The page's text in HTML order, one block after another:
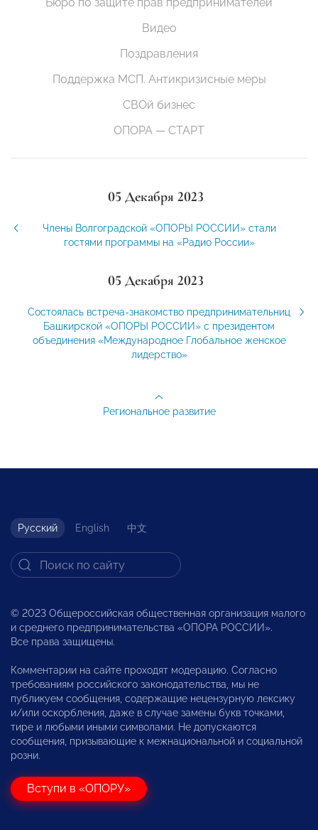
Видео
Поздравления
Поддержка МСП. Антикризисные меры
СВОй бизнес
ОПОРА — СТАРТ
05 Декабря 2023
Члены Волгоградской «ОПОРЫ РОССИИ» стали
гостями программы на «Радио России»
05 Декабря 2023
Состоялась встреча-знакомство предпринимательниц
Башкирской «ОПОРЫ РОССИИ» с президентом
объединения «Международное Глобальное женское
лидерство»
Региональное развитие
Русский English 中文
© 2023 Общероссийская общественная организация малого
и среднего предпринимательства «ОПОРА РОССИИ».
Все права защищены.
Комментарии на сайте проходят модерацию. Согласно
требованиям российского законодательства, мы не
публикуем сообщения, содержащие нецензурную лексику
и/или оскорбления, даже в случае замены букв точками,
тире и любыми иными символами. Не допускаются
сообщения, призывающие к межнациональной и социальной
розни.
Вступи в «ОПОРУ»